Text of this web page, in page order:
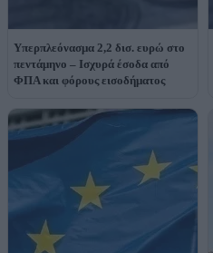
Υπερπλεόνασμα 2,2 δισ. ευρώ στο
πεντάμηνο – Ισχυρά έσοδα από
ΦΠΑ και φόρους εισοδήματος